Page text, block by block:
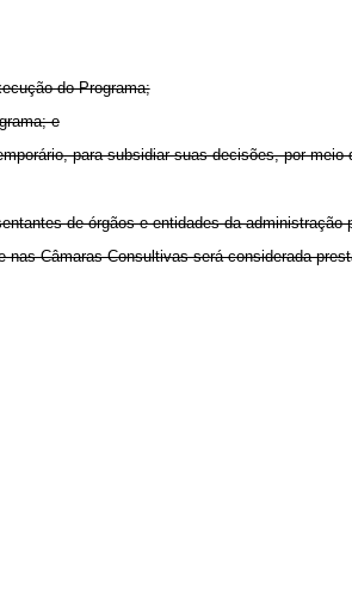
do Programa;
e
para subsidiar suas decisões, por meio
de órgãos e entidades da
Câmaras Consultivas será considerada